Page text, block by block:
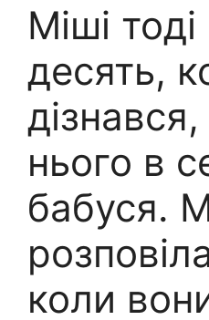
Міші
десять,
нього в
бабуся.
коли